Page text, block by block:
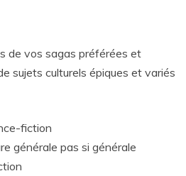
de vos sagas préférées et
sujets culturels épiques et variés
fiction
générale pas si générale